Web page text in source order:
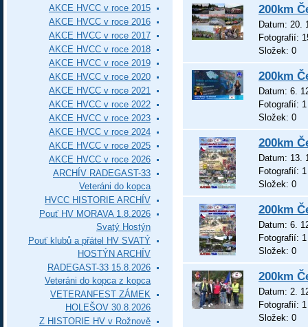
200km
Datum: 20.
Fotografií:
Složek: 0
200km
Datum: 6.
Fotografií: 1
Složek: 0
200km
Datum: 13.
Fotografií: 1
Složek: 0
200km
Datum: 6.
Fotografií: 1
Složek: 0
200km
Datum: 2.
Fotografií: 1
Složek: 0
AKCE HVCC v roce 2015
AKCE HVCC v roce 2016
AKCE HVCC v roce 2017
AKCE HVCC v roce 2018
AKCE HVCC v roce 2019
AKCE HVCC v roce 2020
AKCE HVCC v roce 2021
AKCE HVCC v roce 2022
AKCE HVCC v roce 2023
AKCE HVCC v roce 2024
AKCE HVCC v roce 2025
AKCE HVCC v roce 2026
ARCHÍV RADEGAST-33
Veteráni do kopca
HVCC HISTORIE ARCHÍV
Pouť HV MORAVA 1.8.2026
Svatý Hostýn
Pouť klubů a přátel HV SVATÝ
HOSTÝN ARCHÍV
RADEGAST-33 15.8.2026
Veteráni do kopca z kopca
VETERANFEST ZÁMEK
HOLEŠOV 30.8.2026
Z HISTORIE HV v Rožnově